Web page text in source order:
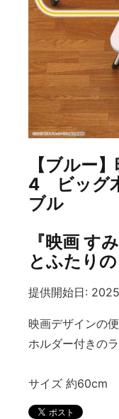
【ブルー
4 ビッグ
ブル
『映画 す
とふたり
提供開始日:
映画デザインの
ホルダー付きの
サイズ 約60cm